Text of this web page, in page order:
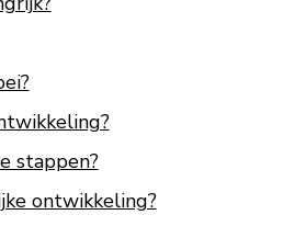
stappen?
ontwikkeling?